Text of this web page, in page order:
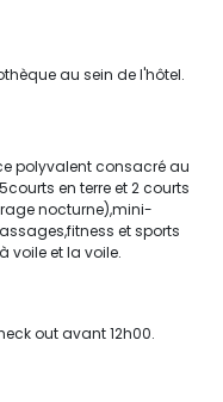
au sein de l'hôtel.
polyvalent consacré au
en terre et 2 courts
nocturne),mini-
et sports
voile et la voile.
out avant 12h00.